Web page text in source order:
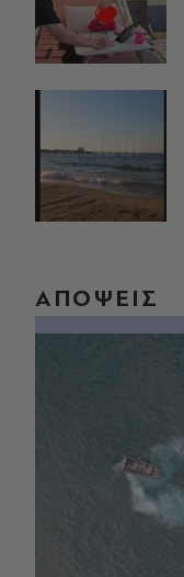
ΑΠΟΨΕΙΣ